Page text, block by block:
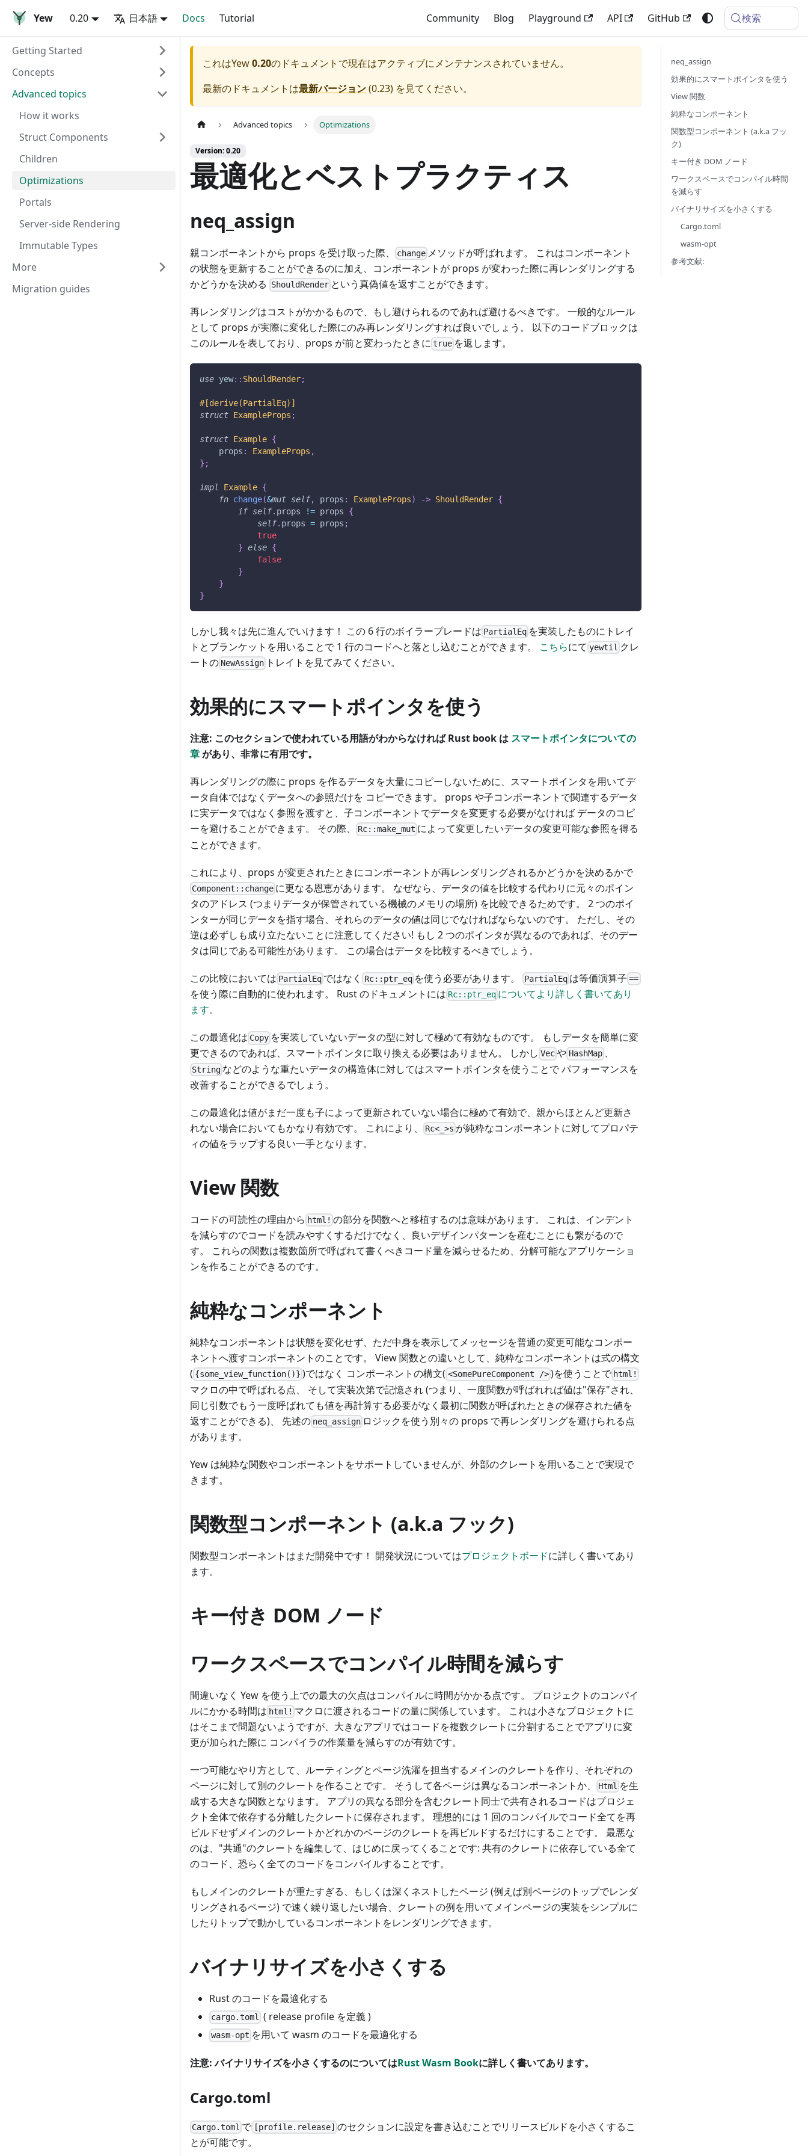
Yew 0.20 日本語 Docs Tutorial Community Blog Playground API GitHub 検索
Getting Started
Concepts
Advanced topics
How it works
Struct Components
Children
Optimizations
Portals
Server-side Rendering
Immutable Types
More
Migration guides
これはYew0.20のドキュメントで現在はアクティブにメンテナンスされていません。
最新のドキュメントは最新バージョン(0.23) を見てください。
Advanced topics Optimizations
Version: 0.20
最適化とベストプラクティス
neq_assign
親コンポーネントから props を受け取った際、 change メソッドが呼ばれます。 これはコンポーネント
の状態を更新することができるのに加え、コンポーネントが props が変わった際に再レンダリングする
かどうかを決める
ShouldRender という真偽値を返すことができます。
再レンダリングはコストがかかるもので、もし避けられるのであれば避けるべきです。 一般的なルール
として props が実際に変化した際にのみ再レンダリングすれば良いでしょう。 以下のコードブロックは
このルールを表しており、props が前と変わったときに true を返します。
use yew:: ShouldRender;
#[derive(PartialEq)]
struct ExampleProps ;
struct Example {
    props
: ExampleProps ,
} ;
impl Example {
fn change(&mut self, props : ExampleProps) -> ShouldRender {
if self. props != props {
self. props = props ;
true
} else {
false
}
}
}
しかし我々は先に進んでいけます！ この 6 行のボイラープレードは PartialEq を実装したものにトレイ
トとブランケットを用いることで 1 行のコードへと落とし込むことができます。 こちらにて yewtil クレ
ートの NewAssign トレイトを見てみてください。
効果的にスマートポインタを使う
注意: このセクションで使われている用語がわからなければ Rust book は スマートポインタについての
章があり、非常に有用です。
再レンダリングの際に props を作るデータを大量にコピーしないために、スマートポインタを用いてデ
ータ自体ではなくデータへの参照だけを コピーできます。 props や子コンポーネントで関連するデータ
に実データではなく参照を渡すと、子コンポーネントでデータを変更する必要がなければ データのコピ
ーを避けることができます。 その際、
Rc::make_mut によって変更したいデータの変更可能な参照を得る
ことができます。
これにより、props が変更されたときにコンポーネントが再レンダリングされるかどうかを決めるかで
Component::change に更なる恩恵があります。 なぜなら、データの値を比較する代わりに元々のポイン
タのアドレス (つまりデータが保管されている機械のメモリの場所) を比較できるためです。 2 つのポイ
ンターが同じデータを指す場合、それらのデータの値は同じでなければならないのです。 ただし、その
逆は必ずしも成り立たないことに注意してください! もし 2 つのポインタが異なるのであれば、そのデー
タは同じである可能性があります。 この場合はデータを比較するべきでしょう。
この比較においては PartialEq ではなく Rc::ptr_eqを使う必要があります。 PartialEq は等価演算子==
を使う際に自動的に使われます。 Rust のドキュメントには Rc::ptr_eq についてより詳しく書いてあり
ます。
この最適化は Copy を実装していないデータの型に対して極めて有効なものです。 もしデータを簡単に変
更できるのであれば、スマートポインタに取り換える必要はありません。 しかし Vec や HashMap、
String などのような重たいデータの構造体に対してはスマートポインタを使うことで パフォーマンスを
改善することができるでしょう。
この最適化は値がまだ一度も子によって更新されていない場合に極めて有効で、親からほとんど更新さ
れない場合においてもかなり有効です。 これにより、
Rc<_>s が純粋なコンポーネントに対してプロパテ
ィの値をラップする良い一手となります。
View 関数
コードの可読性の理由から html! の部分を関数へと移植するのは意味があります。 これは、インデント
を減らすのでコードを読みやすくするだけでなく、良いデザインパターンを産むことにも繋がるので
す。 これらの関数は複数箇所で呼ばれて書くべきコード量を減らせるため、分解可能なアプリケーショ
ンを作ることができるのです。
純粋なコンポーネント
純粋なコンポーネントは状態を変化せず、ただ中身を表示してメッセージを普通の変更可能なコンポー
ネントへ渡すコンポーネントのことです。 View 関数との違いとして、純粋なコンポーネントは式の構文
( {some_view_function()} )ではなく コンポーネントの構文( <SomePureComponent />)を使うことで html!
マクロの中で呼ばれる点、 そして実装次第で記憶され (つまり、一度関数が呼ばれれば値は"保存"され、
同じ引数でもう一度呼ばれても値を再計算する必要がなく最初に関数が呼ばれたときの保存された値を
返すことができる)、 先述の neq_assign ロジックを使う別々の props で再レンダリングを避けられる点
があります。
Yew は純粋な関数やコンポーネントをサポートしていませんが、外部のクレートを用いることで実現で
きます。
関数型コンポーネント (a.k.a フック)
関数型コンポーネントはまだ開発中です！ 開発状況についてはプロジェクトボードに詳しく書いてあり
ます。
キー付き DOM ノード
ワークスペースでコンパイル時間を減らす
間違いなく Yew を使う上での最大の欠点はコンパイルに時間がかかる点です。 プロジェクトのコンパイ
ルにかかる時間は html! マクロに渡されるコードの量に関係しています。 これは小さなプロジェクトに
はそこまで問題ないようですが、大きなアプリではコードを複数クレートに分割することでアプリに変
更が加られた際に コンパイラの作業量を減らすのが有効です。
一つ可能なやり方として、ルーティングとページ洗濯を担当するメインのクレートを作り、それぞれの
ページに対して別のクレートを作ることです。 そうして各ページは異なるコンポーネントか、
Html を生
成する大きな関数となります。 アプリの異なる部分を含むクレート同士で共有されるコードはプロジェ
クト全体で依存する分離したクレートに保存されます。 理想的には 1 回のコンパイルでコード全てを再
ビルドせずメインのクレートかどれかのページのクレートを再ビルドするだけにすることです。 最悪な
のは、"共通"のクレートを編集して、はじめに戻ってくることです: 共有のクレートに依存している全て
のコード、恐らく全てのコードをコンパイルすることです。
もしメインのクレートが重たすぎる、もしくは深くネストしたページ (例えば別ページのトップでレンダ
リングされるページ) で速く繰り返したい場合、クレートの例を用いてメインページの実装をシンプルに
したりトップで動かしているコンポーネントをレンダリングできます。
バイナリサイズを小さくする
Rust のコードを最適化する
cargo.toml ( release profile を定義 )
wasm-opt を用いて wasm のコードを最適化する
注意: バイナリサイズを小さくするのについてはRust Wasm Bookに詳しく書いてあります。
Cargo.toml
Cargo.toml で [profile.release] のセクションに設定を書き込むことでリリースビルドを小さくするこ
とが可能です。
neq_assign
効果的にスマートポインタを使う
View 関数
純粋なコンポーネント
関数型コンポーネント (a.k.a フッ
ク)
キー付き DOM ノード
ワークスペースでコンパイル時間
を減らす
バイナリサイズを小さくする
Cargo.toml
wasm-opt
参考文献: